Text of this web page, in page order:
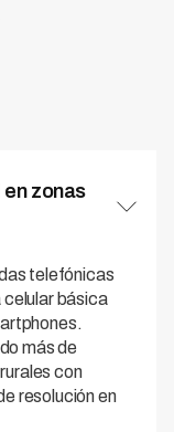
en zonas
telefónicas
celular básica
más de
con
resolución en